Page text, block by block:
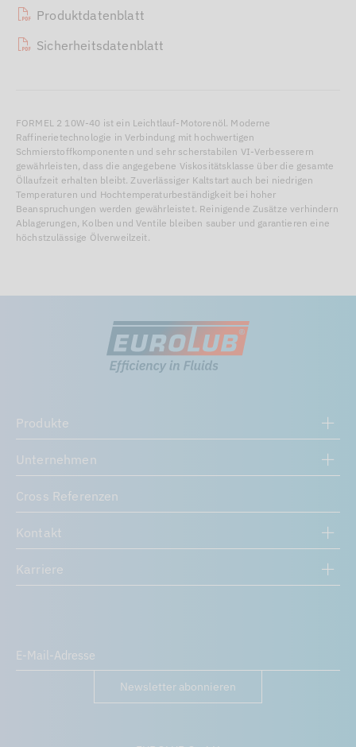
Produktdatenblatt
Sicherheitsdatenblatt
FORMEL 2 10W-40 ist ein Leichtlauf-Motorenöl. Moderne
Raffinerietechnologie in Verbindung mit hochwertigen
Schmierstoffkomponenten und sehr scherstabilen VI-Verbesserern
gewährleisten, dass die angegebene Viskositätsklasse über die gesamte
Öllaufzeit erhalten bleibt. Zuverlässiger Kaltstart auch bei niedrigen
Temperaturen und Hochtemperaturbeständigkeit bei hoher
Beanspruchungen werden gewährleistet. Reinigende Zusätze verhindern
Ablagerungen, Kolben und Ventile bleiben sauber und garantieren eine
höchstzulässige Ölverweilzeit.
Produkte
Unternehmen
Cross Referenzen
Kontakt
Karriere
Newsletter abonnieren